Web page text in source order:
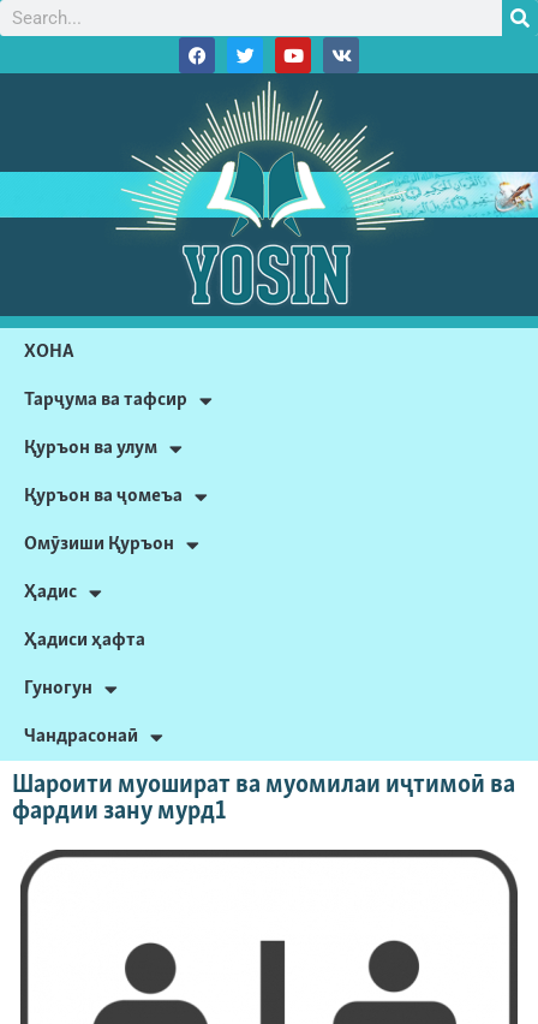
ХОНА
Тарҷума ва тафсир
Қуръон ва улум
Қуръон ва ҷомеъа
Омӯзиши Қуръон
Ҳадис
Ҳадиси ҳафта
Гуногун
Чандрасонаӣ
Шароити муошират ва муомилаи иҷтимоӣ ва
фардии зану мурд1